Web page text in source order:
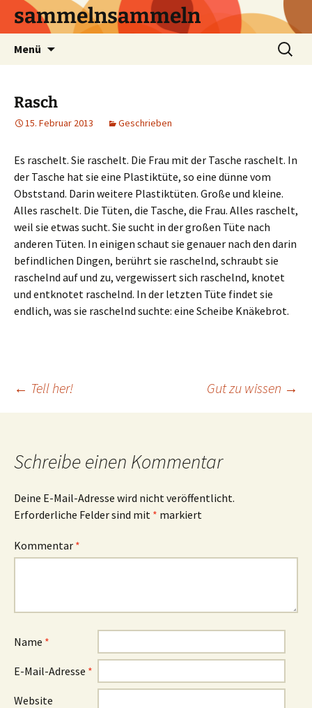
sammelnsammeln
Menü
Suchen
nach:
Rasch
15. Februar 2013 Geschrieben
Es raschelt. Sie raschelt. Die Frau mit der Tasche raschelt. In
der Tasche hat sie eine Plastiktüte, so eine dünne vom
Obststand. Darin weitere Plastiktüten. Große und kleine.
Alles raschelt. Die Tüten, die Tasche, die Frau. Alles raschelt,
weil sie etwas sucht. Sie sucht in der großen Tüte nach
anderen Tüten. In einigen schaut sie genauer nach den darin
befindlichen Dingen, berührt sie raschelnd, schraubt sie
raschelnd auf und zu, vergewissert sich raschelnd, knotet
und entknotet raschelnd. In der letzten Tüte findet sie
endlich, was sie raschelnd suchte: eine Scheibe Knäkebrot.
Beitrags-
← Tell her! Gut zu wissen →
Schreibe einen Kommentar
Deine E-Mail-Adresse wird nicht veröffentlicht.
Erforderliche Felder sind mit * markiert
Kommentar *
Name *
E-Mail-Adresse *
Website